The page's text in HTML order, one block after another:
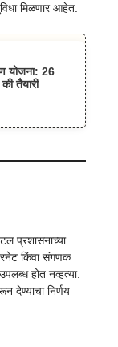
मिळणार आहेत.
योजना: 26
तैयारी
प्रशासनाच्या
किंवा संगणक
होत नव्हत्या.
देण्याचा निर्णय